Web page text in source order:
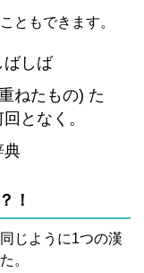
ともできます。
ばしば
ねたもの) た
となく。
典
！
じように1つの漢
。